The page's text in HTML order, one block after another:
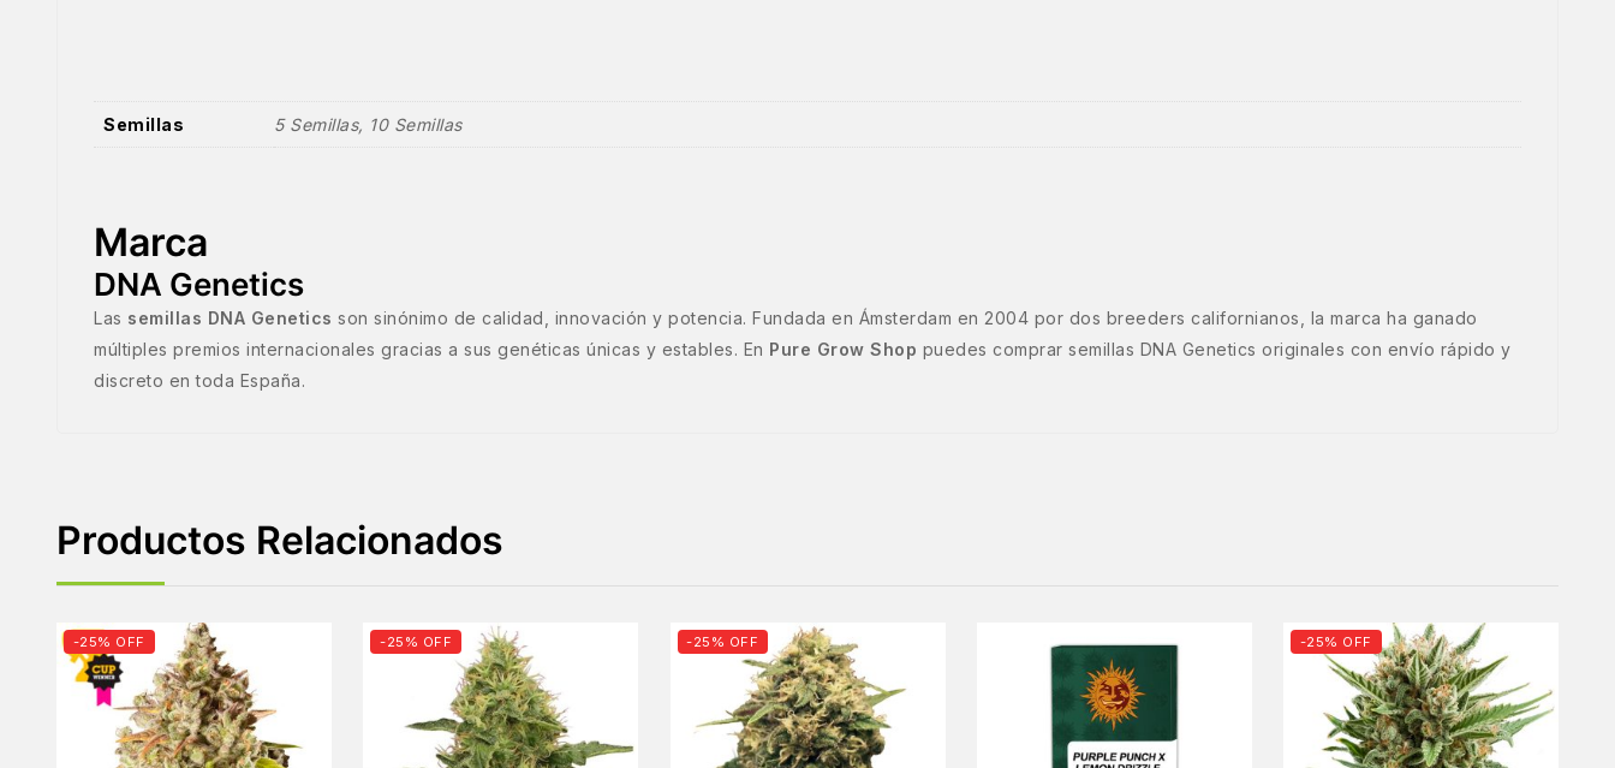
Semillas 5 Semillas, 10 Semillas
Marca
DNA Genetics
Las semillas DNA Genetics son sinónimo de calidad, innovación y potencia. Fundada en Ámsterdam en 2004 por dos breeders californianos, la marca ha ganado
múltiples premios internacionales gracias a sus genéticas únicas y estables. En Pure Grow Shop puedes comprar semillas DNA Genetics originales con envío rápido y
discreto en toda España.
Productos Relacionados
-25% OFF -25% OFF -25% OFF -25% OFF